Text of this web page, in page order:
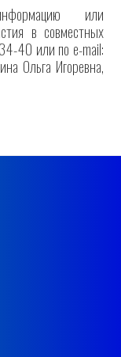
или
в совместных
40 или по e-mail:
Ольга Игоревна,